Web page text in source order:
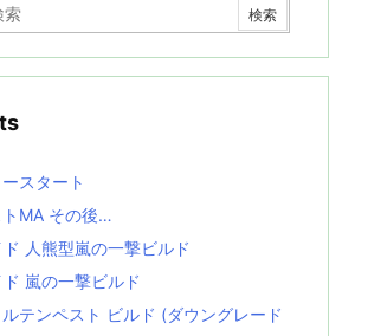
スタート
MA その後…
人熊型嵐の一撃ビルド
嵐の一撃ビルド
テンペスト ビルド (ダウングレード